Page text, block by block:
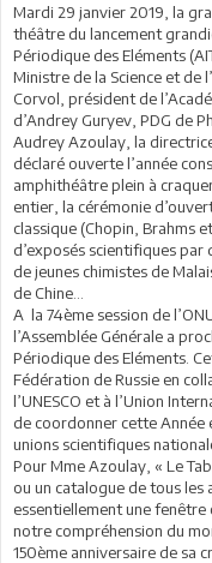
Mardi 29 janvier 2019, la
théâtre du lancement
Périodique des Eléments
Ministre de la Science et de
Corvol, président de
d’Andrey Guryev, PDG de
Audrey Azoulay, la
déclaré ouverte l’année
amphithéâtre plein à
entier, la cérémonie
classique (Chopin, Brahms
d’exposés scientifiques
de jeunes chimistes de
de Chine…
A la 74ème session de
l’Assemblée Générale a
Périodique des Eléments.
Fédération de Russie en
l’UNESCO et à l’Union
de coordonner cette Année
unions scientifiques
Pour Mme Azoulay, « Le
ou un catalogue de tous les
essentiellement une
notre compréhension du
150ème anniversaire de sa